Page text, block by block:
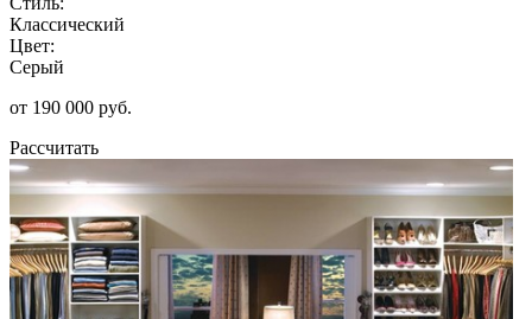
Классический
Цвет:
Серый
от 190 000 руб.
Рассчитать